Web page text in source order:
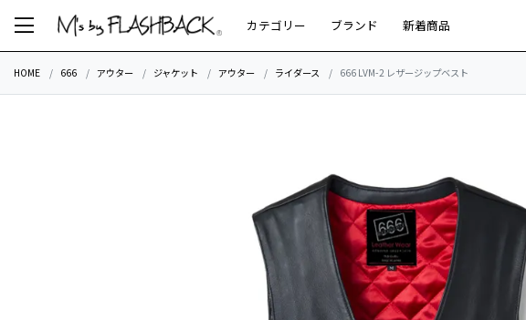
カテゴリー ブランド 新着商品
HOME 666 アウター ジャケット アウター ライダース 666 LVM-2 レザージップベスト